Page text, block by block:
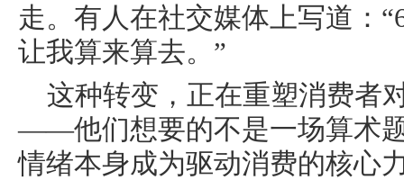
走。有人在社交媒体上写道：
让我算来算去。”
这种转变，正在重塑消费者
——他们想要的不是一场算术
情绪本身成为驱动消费的核心